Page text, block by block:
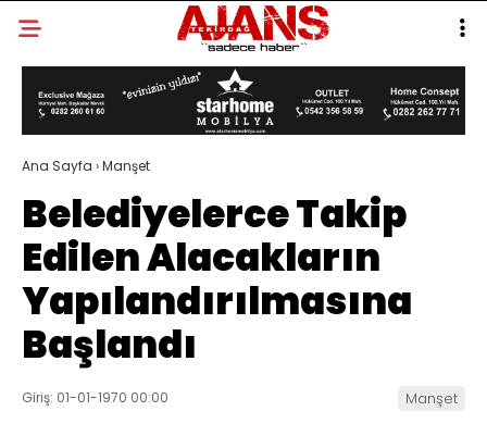
Ana Sayfa ›Manşet
Belediyelerce Takip
Edilen Alacakların
Yapılandırılmasına
Başlandı
Giriş: 01-01-1970 00:00 Manşet